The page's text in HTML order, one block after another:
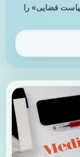
فضایی» را